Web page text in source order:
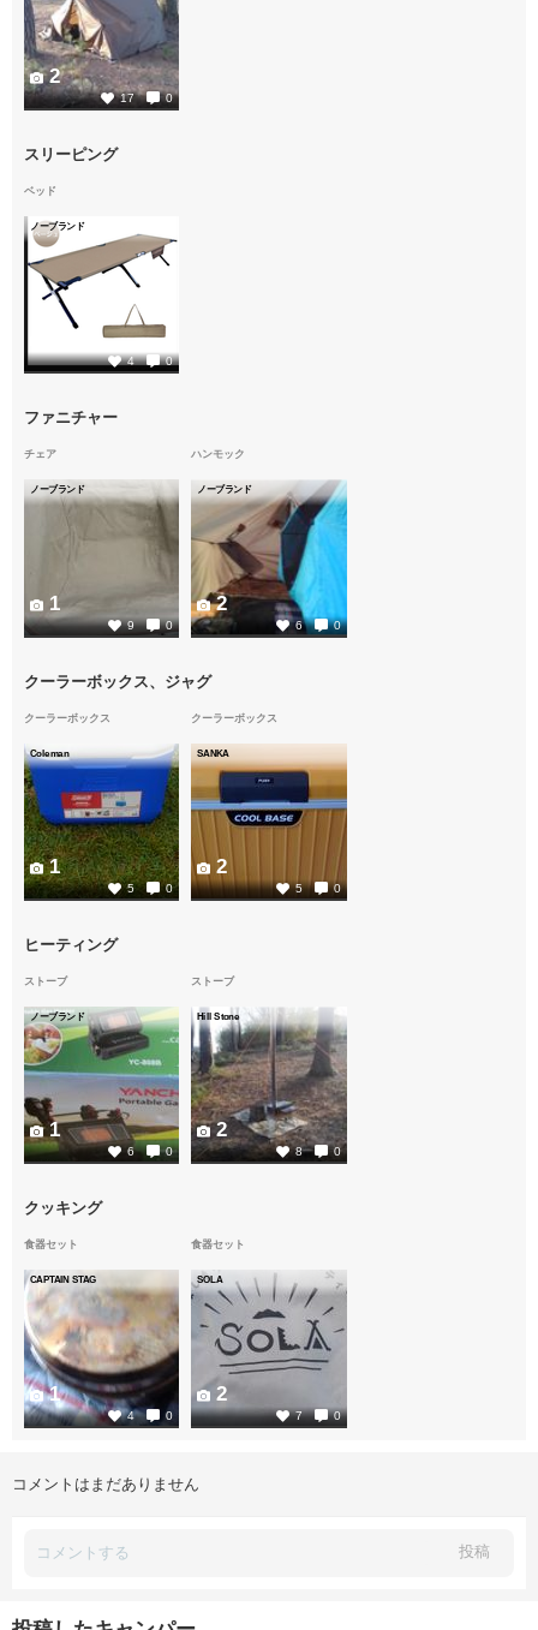
17 0
2
スリーピング
ベッド
ノーブランド
4 0
ファニチャー
チェア
ノーブランド
9 0
1
ハンモック
ノーブランド
6 0
2
クーラーボックス、ジャグ
クーラーボックス
Coleman
5 0
1
クーラーボックス
SANKA
5 0
2
ヒーティング
ストーブ
ノーブランド
6 0
1
ストーブ
Hill Stone
8 0
2
クッキング
食器セット
CAPTAIN STAG
4 0
1
食器セット
SOLA
7 0
2
コメントはまだありません
投稿